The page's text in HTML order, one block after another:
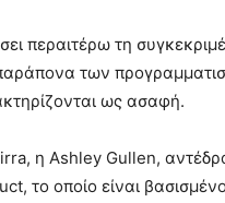
περαιτέρω τη
των
ως ασαφή.
η Ashley Gullen,
το οποίο είναι